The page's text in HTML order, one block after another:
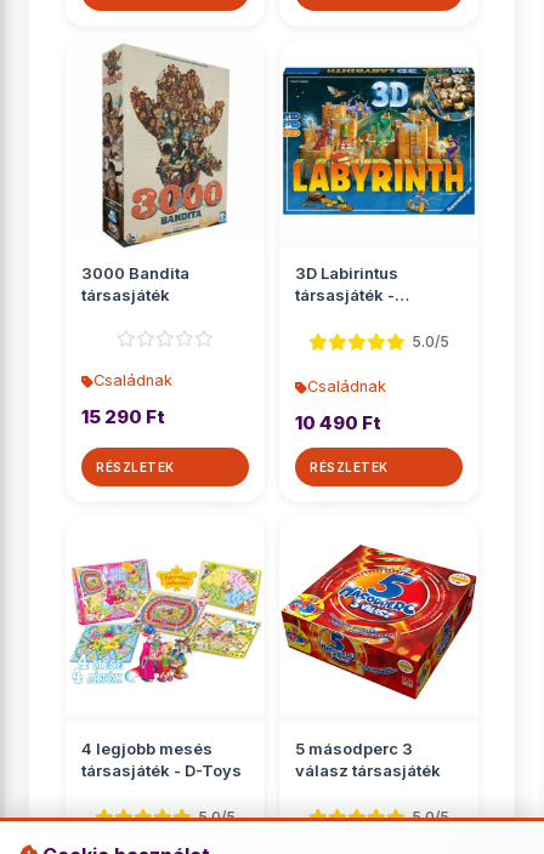
3000 Bandita
társasjáték
Családnak
15 290 Ft
RÉSZLETEK
3D Labirintus
társasjáték -
5.0/5
Családnak
10 490 Ft
RÉSZLETEK
4 legjobb mesés
társasjáték - D-Toys
5.0/5
5 másodperc 3
válasz társasjáték
5.0/5